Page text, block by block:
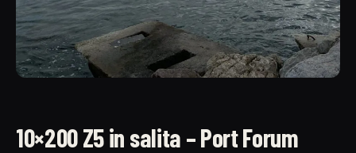
10×200 Z5 in salita – Port Forum